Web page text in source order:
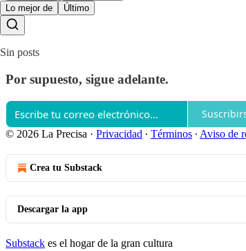
Lo mejor de
Último
Sin posts
Por supuesto, sigue adelante.
© 2026 La Precisa · Privacidad ∙ Términos ∙ Aviso de
Crea tu Substack
Descargar la app
Substack es el hogar de la gran cultura